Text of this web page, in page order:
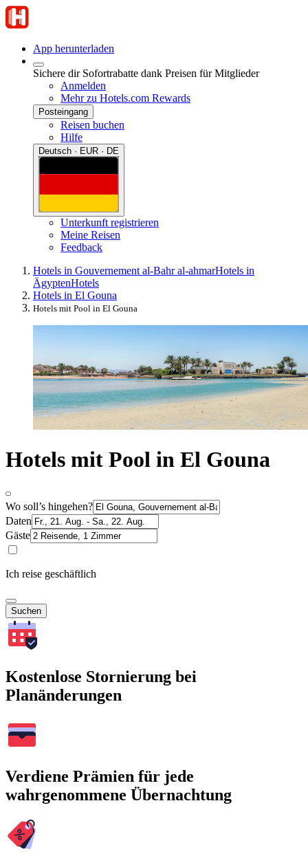
App herunterladen
Sichere dir Sofortrabatte dank Preisen für Mitglieder
Anmelden
Mehr zu Hotels.com Rewards
Posteingang
Reisen buchen
Hilfe
Deutsch · EUR · DE
Unterkunft registrieren
Meine Reisen
Feedback
Hotels in Gouvernement al-Bahr al-ahmarHotels in
ÄgyptenHotels
Hotels in El Gouna
Hotels mit Pool in El Gouna
Hotels mit Pool in El Gouna
Wo soll’s hingehen?
Daten
Gäste
Ich reise geschäftlich
Suchen
Kostenlose Stornierung bei
Planänderungen
Verdiene Prämien für jede
wahrgenommene Übernachtung